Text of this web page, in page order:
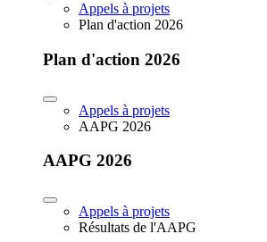
Appels à projets
Plan d'action 2026
Plan d'action 2026
Appels à projets
AAPG 2026
AAPG 2026
Appels à projets
Résultats de l'AAPG